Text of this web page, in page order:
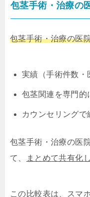
包茎手術・治療の
包茎手術・治療の医
実績（手術件数・
包茎関連を専門的
カウンセリングで
包茎手術・治療の医
て、
まとめて共有化
この比較表は、スマ